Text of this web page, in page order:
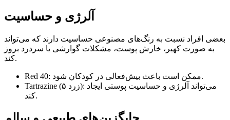
آلرژی و حساسیت
بعضی افراد نسبت به رنگ‌های مصنوعی حساسیت دارند که می‌تواند
به صورت کهیر، خارش پوست، مشکلات گوارشی یا سردرد بروز
کند.
Red 40: ممکن است باعث بیش‌فعالی در کودکان شود.
Tartrazine (زرد ۵): می‌تواند آلرژی و حساسیت پوستی ایجاد
کند.